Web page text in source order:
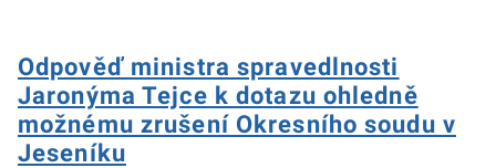
Odpověď ministra spravedlnosti
Jaronýma Tejce k dotazu ohledně
možnému zrušení Okresního soudu v
Jeseníku